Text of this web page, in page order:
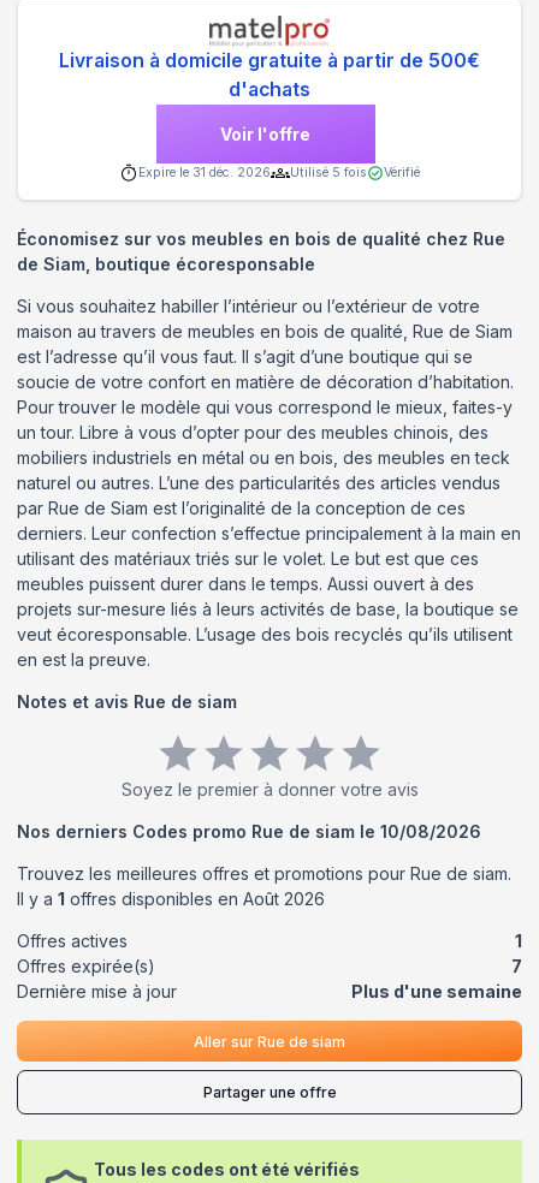
Livraison à domicile gratuite à partir de 500€
d'achats
Voir l'offre
Expire le 31 déc. 2026 Utilisé 5 fois Vérifié
Économisez sur vos meubles en bois de qualité chez Rue
de Siam, boutique écoresponsable
Si vous souhaitez habiller l’intérieur ou l’extérieur de votre
maison au travers de meubles en bois de qualité, Rue de Siam
est l’adresse qu’il vous faut. Il s’agit d’une boutique qui se
soucie de votre confort en matière de décoration d’habitation.
Pour trouver le modèle qui vous correspond le mieux, faites-y
un tour. Libre à vous d’opter pour des meubles chinois, des
mobiliers industriels en métal ou en bois, des meubles en teck
naturel ou autres. L’une des particularités des articles vendus
par Rue de Siam est l’originalité de la conception de ces
derniers. Leur confection s’effectue principalement à la main en
utilisant des matériaux triés sur le volet. Le but est que ces
meubles puissent durer dans le temps. Aussi ouvert à des
projets sur-mesure liés à leurs activités de base, la boutique se
veut écoresponsable. L’usage des bois recyclés qu’ils utilisent
en est la preuve.
Notes et avis Rue de siam
Soyez le premier à donner votre avis
Nos derniers Codes promo Rue de siam le 10/08/2026
Trouvez les meilleures offres et promotions pour Rue de siam.
Il y a 1 offres disponibles en Août 2026
Offres actives
1
Offres expirée(s)
7
Dernière mise à jour
Plus d'une semaine
Aller sur Rue de siam
Partager une offre
Tous les codes ont été vérifiés